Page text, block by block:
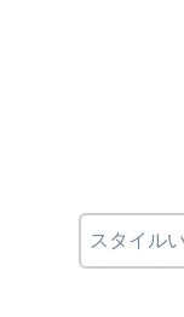
スタイル